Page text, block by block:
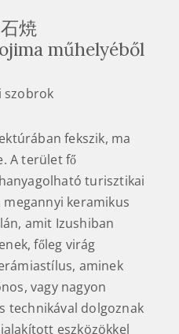
焼
műhelyéből
szobrok
fekszik, ma
A terület fő
turisztikai
megannyi keramikus
amit Izushiban
főleg virág
aminek
vagy nagyon
technikával dolgoznak
eszközökkel